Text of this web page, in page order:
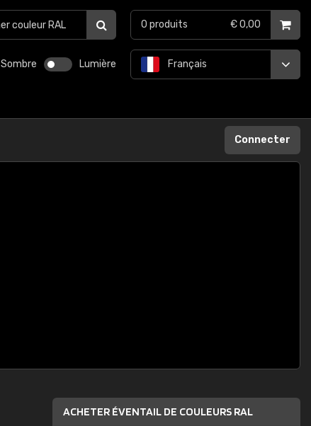
Sombre Lumière Français
0 produits € 0,00
Connecter
ACHETER ÉVENTAIL DE COULEURS RAL